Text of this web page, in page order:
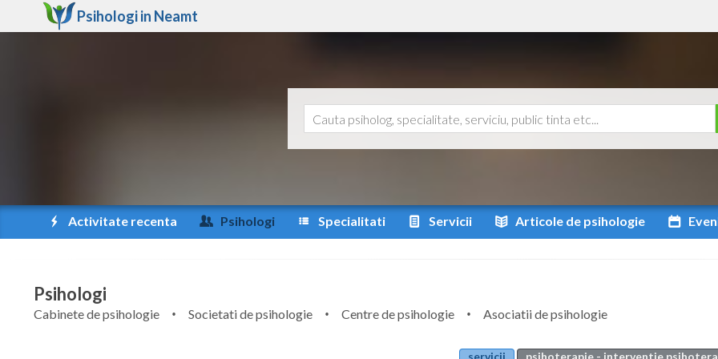
Psihologi in Neamt
Activitate recenta Psihologi Specialitati Servicii Articole de psihologie
Psihologi
Cabinete de psihologie Societati de psihologie Centre de psihologie
Asociatii de psihologie
servicii
psihoterapie - interventie